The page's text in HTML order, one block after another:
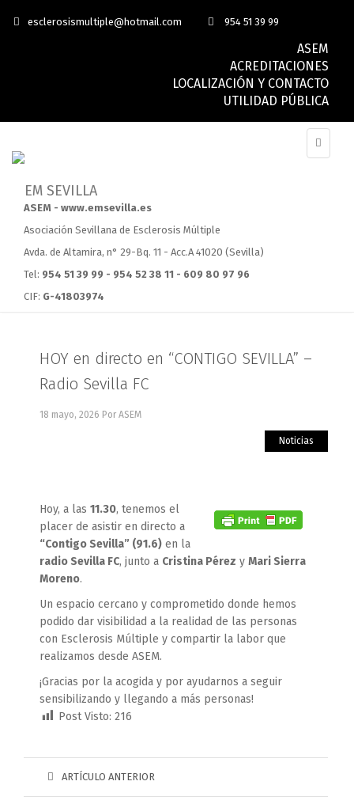
esclerosismultiple@hotmail.com 954 51 39 99
ASEM
ACREDITACIONES
LOCALIZACIÓN Y CONTACTO
UTILIDAD PÚBLICA
ASEM - www.emsevilla.es
Asociación Sevillana de Esclerosis Múltiple
Avda. de Altamira, n° 29-Bq. 11 - Acc.A 41020 (Sevilla)
Tel: 954 51 39 99 - 954 52 38 11 - 609 80 97 96
CIF: G-41803974
HOY en directo en “CONTIGO SEVILLA” –
Radio Sevilla FC
18 mayo, 2026 Por ASEM
Noticias
Hoy, a las 11.30, tenemos el
placer de asistir en directo a
“Contigo Sevilla” (91.6) en la
radio Sevilla FC, junto a Cristina Pérez y Mari Sierra
Moreno.
Un espacio cercano y comprometido donde hemos
podido dar visibilidad a la realidad de las personas
con Esclerosis Múltiple y compartir la labor que
realizamos desde ASEM.
¡Gracias por la acogida y por ayudarnos a seguir
sensibilizando y llegando a más personas!
Post Visto: 216
ARTÍCULO ANTERIOR